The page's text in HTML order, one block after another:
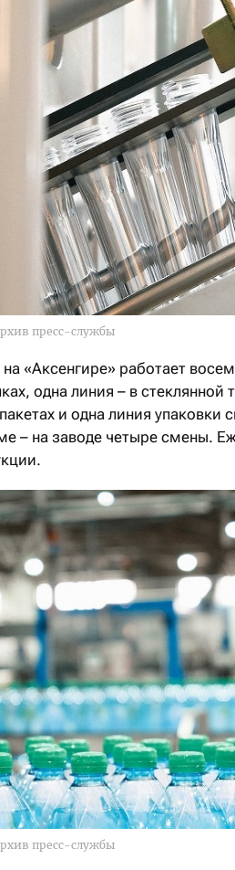
пресс-службы
на «Аксенгире» работает
одна линия – в стеклянной
и одна линия
– на заводе четыре смены.
пресс-службы